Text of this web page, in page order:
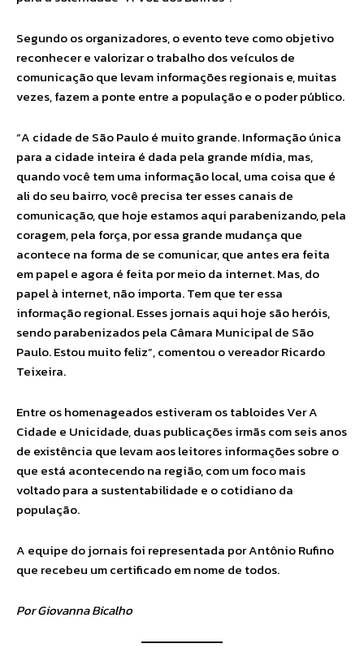
Segundo os organizadores, o evento teve como objetivo
reconhecer e valorizar o trabalho dos veículos de
comunicação que levam informações regionais e, muitas
vezes, fazem a ponte entre a população e o poder público.
“A cidade de São Paulo é muito grande. Informação única
para a cidade inteira é dada pela grande mídia, mas,
quando você tem uma informação local, uma coisa que é
ali do seu bairro, você precisa ter esses canais de
comunicação, que hoje estamos aqui parabenizando, pela
coragem, pela força, por essa grande mudança que
acontece na forma de se comunicar, que antes era feita
em papel e agora é feita por meio da internet. Mas, do
papel à internet, não importa. Tem que ter essa
informação regional. Esses jornais aqui hoje são heróis,
sendo parabenizados pela Câmara Municipal de São
Paulo. Estou muito feliz”, comentou o vereador Ricardo
Teixeira.
Entre os homenageados estiveram os tabloides Ver A
Cidade e Unicidade, duas publicações irmãs com seis anos
de existência que levam aos leitores informações sobre o
que está acontecendo na região, com um foco mais
voltado para a sustentabilidade e o cotidiano da
população.
A equipe do jornais foi representada por Antônio Rufino
que recebeu um certificado em nome de todos.
Por Giovanna Bicalho